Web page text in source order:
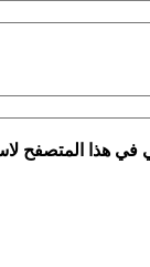
في هذا المتصفح